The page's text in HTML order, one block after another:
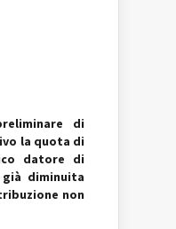
di
la quota di
datore di
diminuita
non